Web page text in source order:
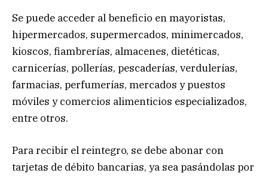
Se puede acceder al beneficio en mayoristas,
hipermercados, supermercados, minimercados,
kioscos, fiambrerías, almacenes, dietéticas,
carnicerías, pollerías, pescaderías, verdulerías,
farmacias, perfumerías, mercados y puestos
móviles y comercios alimenticios especializados,
entre otros.
Para recibir el reintegro, se debe abonar con
tarjetas de débito bancarias, ya sea pasándolas por